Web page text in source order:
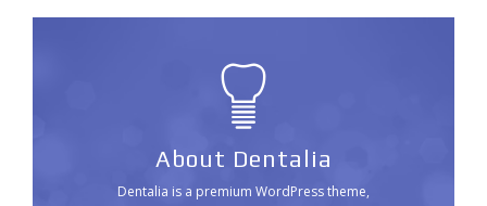
About Dentalia
Dentalia is a premium WordPress theme,